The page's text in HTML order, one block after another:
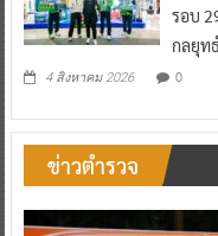
รอบ
กลยุท
4 สิงหาคม 2026 0
ข่าวตำรวจ